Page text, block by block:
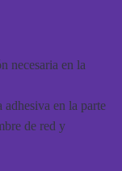
necesaria en la
en la parte
de red y